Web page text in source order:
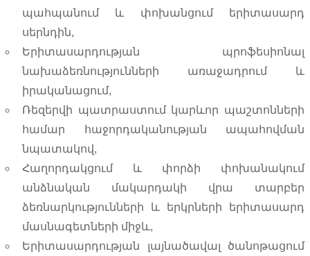
պահպանում և փոխանցում երիտասարդ
սերնդին,
Երիտասարդության պրոֆեսիոնալ
նախաձեռնությունների առաջադրում և
իրականացում,
Ռեզերվի պատրաստում կարևոր պաշտոնների
համար հաջորդականության ապահովման
նպատակով,
Հաղորդակցում և փորձի փոխանակում
անձնական մակարդակի վրա տարբեր
ձեռնարկությունների և երկրների երիտասարդ
մասնագետների միջև,
Երիտասարդության լայնածավալ ծանոթացում